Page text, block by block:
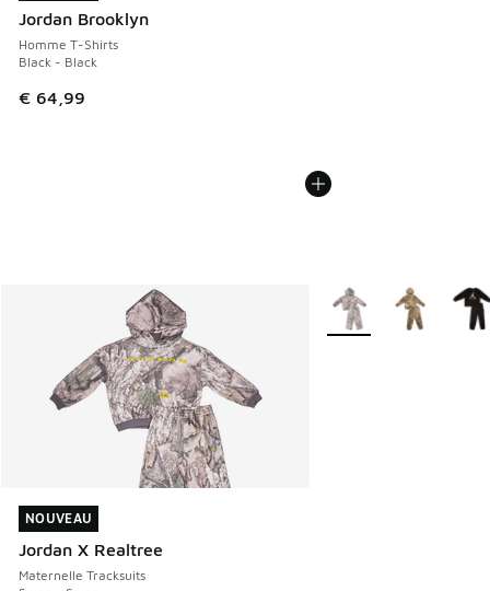
Jordan Brooklyn
Homme T-Shirts
Black - Black
€ 64,99
NOUVEAU
Jordan X Realtree
Maternelle Tracksuits
NOUVEAU
Plus de couleurs